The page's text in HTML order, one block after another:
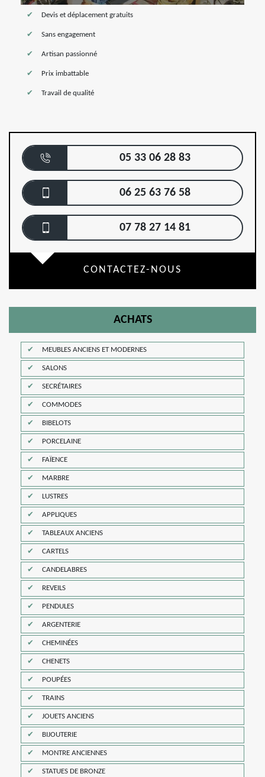
Devis et déplacement gratuits
Sans engagement
Artisan passionné
Prix imbattable
Travail de qualité
05 33 06 28 83
06 25 63 76 58
07 78 27 14 81
CONTACTEZ-NOUS
ACHATS
MEUBLES ANCIENS ET MODERNES
SALONS
SECRÉTAIRES
COMMODES
BIBELOTS
PORCELAINE
FAÏENCE
MARBRE
LUSTRES
APPLIQUES
TABLEAUX ANCIENS
CARTELS
CANDELABRES
REVEILS
PENDULES
ARGENTERIE
CHEMINÉES
CHENETS
POUPÉES
TRAINS
JOUETS ANCIENS
BIJOUTERIE
MONTRE ANCIENNES
STATUES DE BRONZE